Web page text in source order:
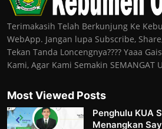
Terimakasih Telah Berkunjung Ke
WebApp. Jangan lupa Subscribe,
Tekan Tanda Loncengnya???? Yaaa
Kami, Agar Kami Semakin SEMANGAT
Most Viewed Posts
Penghulu KUA
Menangkan